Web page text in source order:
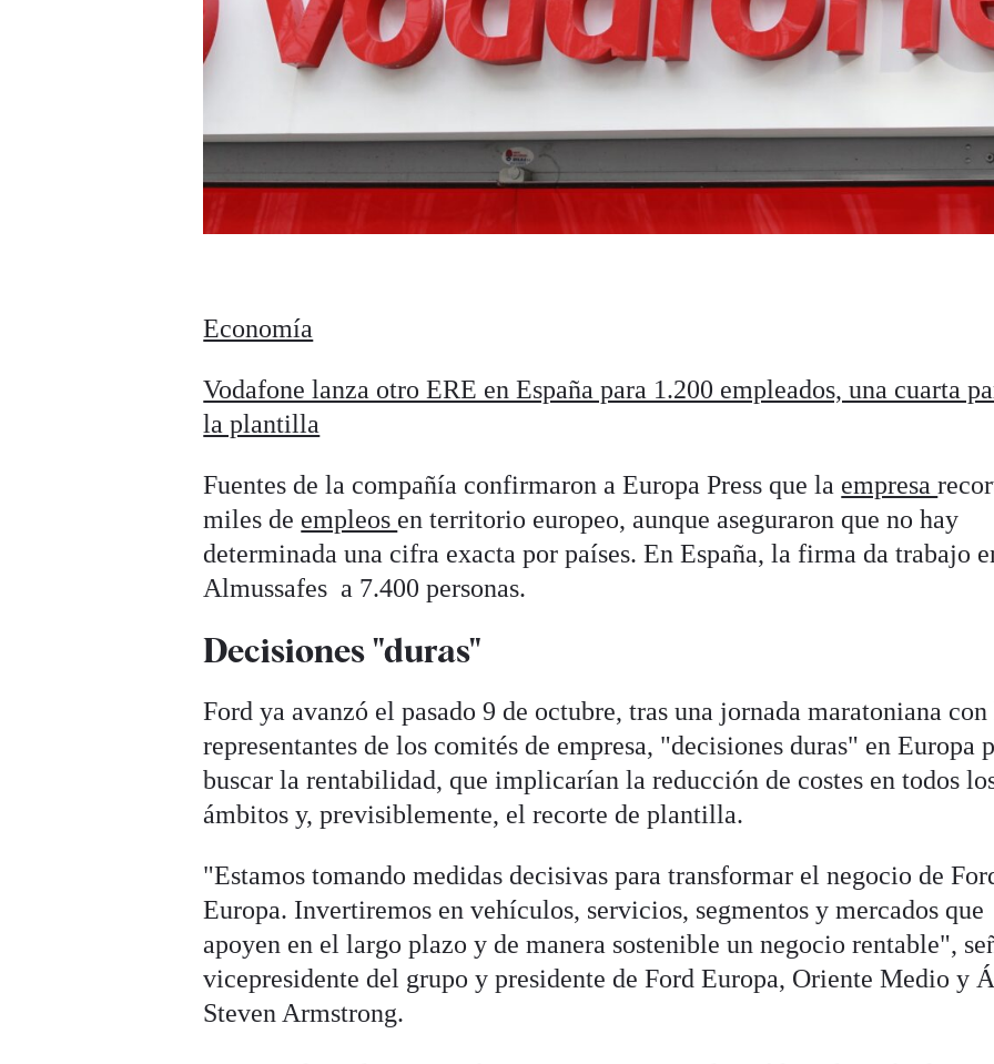
Economía
Vodafone lanza otro ERE en España para 1.200 empleados, una cuarta
la plantilla
Fuentes de la compañía confirmaron a Europa Press que la empresa
miles de empleos en territorio europeo, aunque aseguraron que no hay
determinada una cifra exacta por países. En España, la firma da trabajo
Almussafes a 7.400 personas.
Decisiones "duras"
Ford ya avanzó el pasado 9 de octubre, tras una jornada maratoniana con
representantes de los comités de empresa, "decisiones duras" en Europa
buscar la rentabilidad, que implicarían la reducción de costes en todos
ámbitos y, previsiblemente, el recorte de plantilla.
"Estamos tomando medidas decisivas para transformar el negocio de
Europa. Invertiremos en vehículos, servicios, segmentos y mercados que
apoyen en el largo plazo y de manera sostenible un negocio rentable",
vicepresidente del grupo y presidente de Ford Europa, Oriente Medio y
Steven Armstrong.